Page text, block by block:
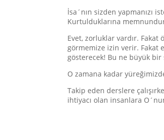
İsa´nın sizden yapmanızı
Kurtulduklarına
Evet, zorluklar vardır.
görmemize izin verir. Fakat
gösterecek! Bu ne büyük
O zamana kadar
Takip eden derslere
ihtiyacı olan insanlara